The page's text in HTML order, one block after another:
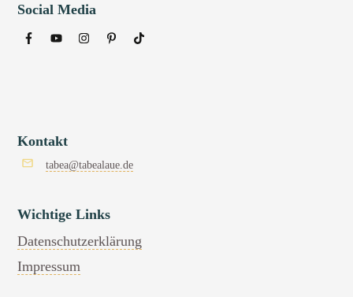
Social Media
Kontakt
tabea@tabealaue.de
Wichtige Links
Datenschutzerklärung
Impressum